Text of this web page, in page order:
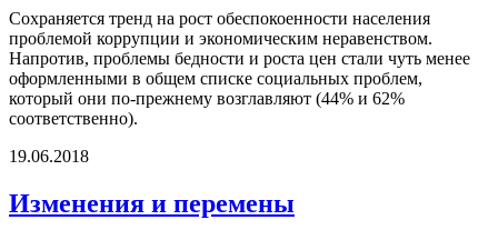
Сохраняется тренд на рост обеспокоенности населения
проблемой коррупции и экономическим неравенством.
Напротив, проблемы бедности и роста цен стали чуть менее
оформленными в общем списке социальных проблем,
который они по-прежнему возглавляют (44% и 62%
соответственно).
19.06.2018
Изменения и перемены